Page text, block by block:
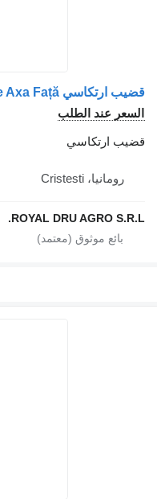
السعر عند الطلب
قضيب ارتكاسي
رومانيا، Cristesti
ROYAL DRU AGRO S.R.L.